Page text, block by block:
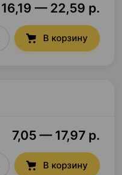
16,19 — 22,59 р.
В корзину
7,05 — 17,97 р.
В корзину